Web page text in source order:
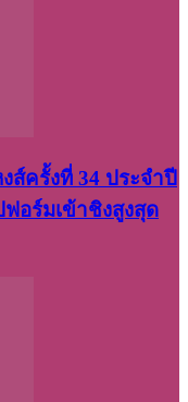
ส์ครั้งที่ 34 ประจำปี
อร์มเข้าชิงสูงสุด